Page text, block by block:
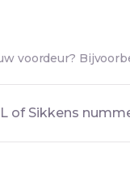
voordeur?